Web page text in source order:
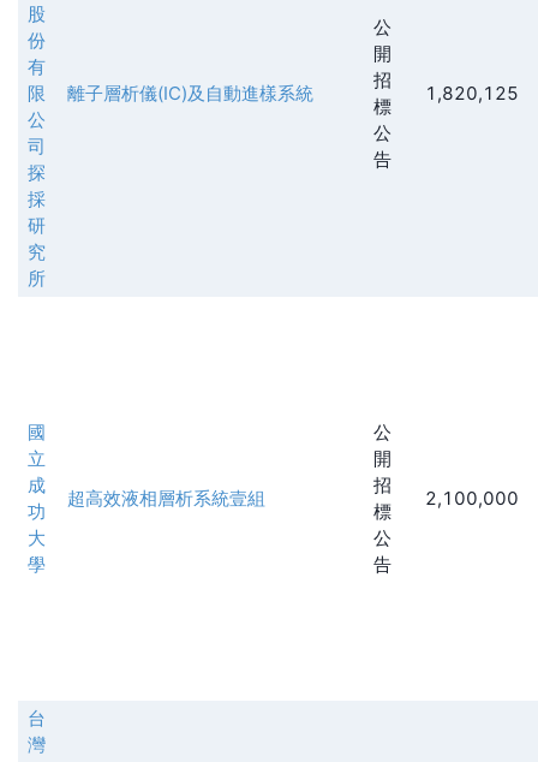
股
份
有
限
公
司
探
採
研
究
所
離子層析儀(IC)及自動進樣系統
公
開
招
標
公
告
1,820,125
國
立
成
功
大
學
超高效液相層析系統壹組
公
開
招
標
公
告
2,100,000
台
灣